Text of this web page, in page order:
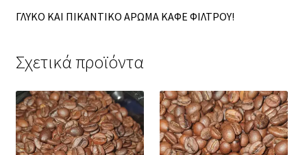
ΓΛΥΚΟ ΚΑΙ ΠΙΚΑΝΤΙΚΟ ΑΡΩΜΑ ΚΑΦΕ ΦΙΛΤΡΟΥ!
Σχετικά προϊόντα